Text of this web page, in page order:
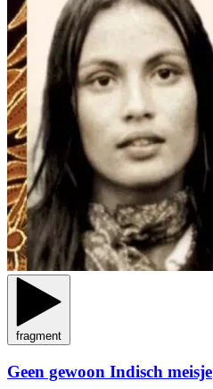
fragment
Geen gewoon Indisch meisje